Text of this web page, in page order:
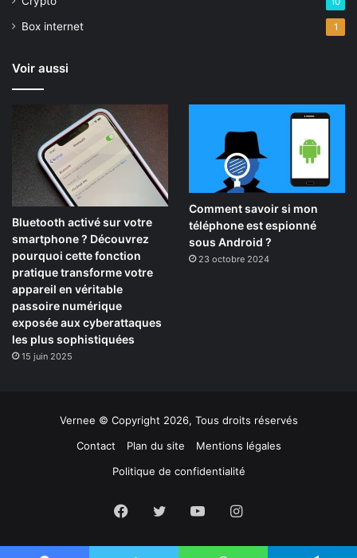
Box internet 1
Voir aussi
Bluetooth activé sur votre
smartphone ? Découvrez
pourquoi cette fonction
pratique transforme votre
appareil en véritable
passoire numérique
exposée aux cyberattaques
les plus sophistiquées
15 juin 2025
Comment savoir si mon
téléphone est espionné
sous Android ?
23 octobre 2024
Vernee © Copyright 2026, Tous droits réservés
Contact
Plan du site
Mentions légales
Politique de confidentialité
Facebook
TwitterYouTubeInstagram